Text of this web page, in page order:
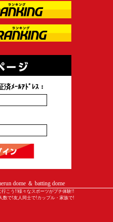
ﾒｰﾙｱﾄﾞﾚｽ：
dome ＆ batting dome
こう!!様々なスポーツがプチ体験!!
数で!友人同士で!カップル・家族で!